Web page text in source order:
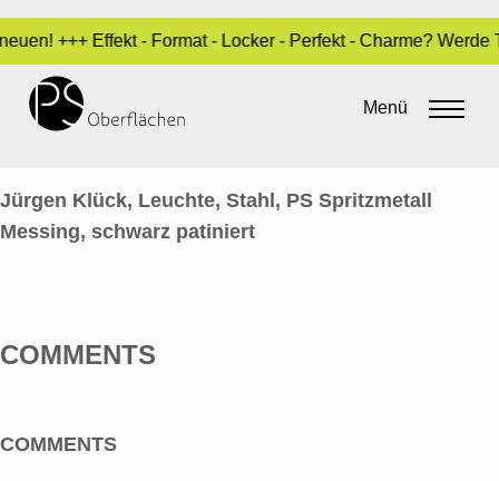
+++ Effekt - Format - Locker - Perfekt - Charme?
Menü
METALL-OPTIK 24_KLÜCK-MESSING-
SCHWARZ
Jürgen Klück, Leuchte, Stahl, PS Spritzmetall
Messing, schwarz patiniert
COMMENTS
COMMENTS